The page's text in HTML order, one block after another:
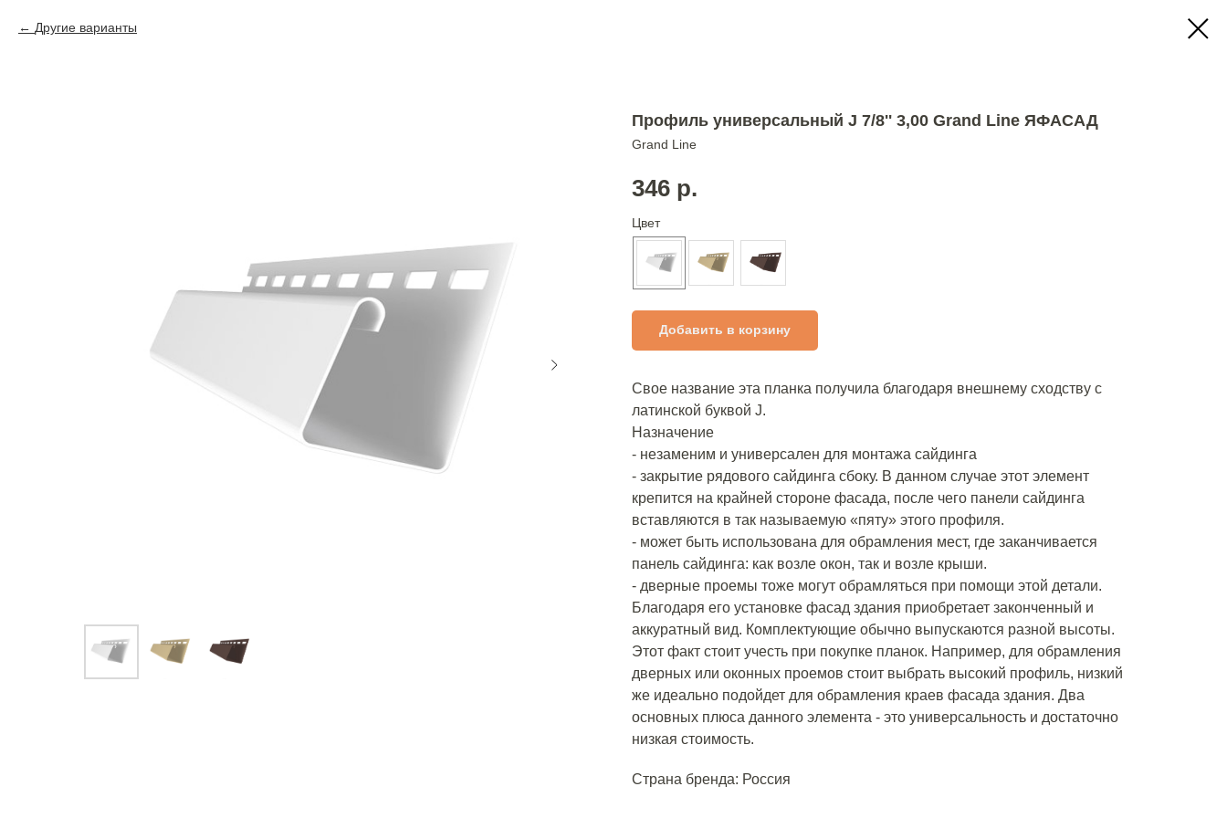
Другие варианты
Профиль универсальный J 7/8'' 3,00 Grand Line ЯФАСАД
Grand Line
346 р.
Цвет
Добавить в корзину
Свое название эта планка получила благодаря внешнему сходству с
латинской буквой J.
Назначение
- незаменим и универсален для монтажа сайдинга
- закрытие рядового сайдинга сбоку. В данном случае этот элемент
крепится на крайней стороне фасада, после чего панели сайдинга
вставляются в так называемую «пяту» этого профиля.
- может быть использована для обрамления мест, где заканчивается
панель сайдинга: как возле окон, так и возле крыши.
- дверные проемы тоже могут обрамляться при помощи этой детали.
Благодаря его установке фасад здания приобретает законченный и
аккуратный вид. Комплектующие обычно выпускаются разной высоты.
Этот факт стоит учесть при покупке планок. Например, для обрамления
дверных или оконных проемов стоит выбрать высокий профиль, низкий
же идеально подойдет для обрамления краев фасада здания. Два
основных плюса данного элемента - это универсальность и достаточно
низкая стоимость.
Страна бренда: Россия